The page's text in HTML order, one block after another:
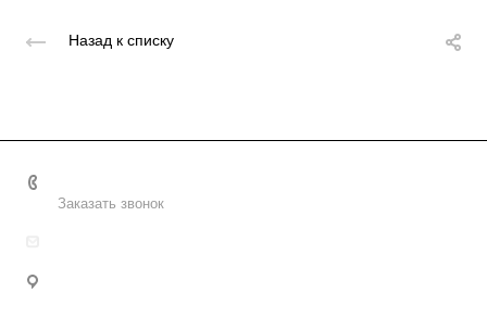
Назад к списку
Заказать звонок